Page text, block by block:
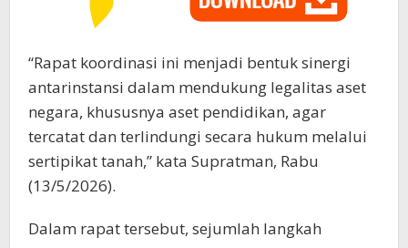
“Rapat koordinasi ini menjadi bentuk sinergi
antarinstansi dalam mendukung legalitas aset
negara, khususnya aset pendidikan, agar
tercatat dan terlindungi secara hukum melalui
sertipikat tanah,” kata Supratman, Rabu
(13/5/2026).
Dalam rapat tersebut, sejumlah langkah